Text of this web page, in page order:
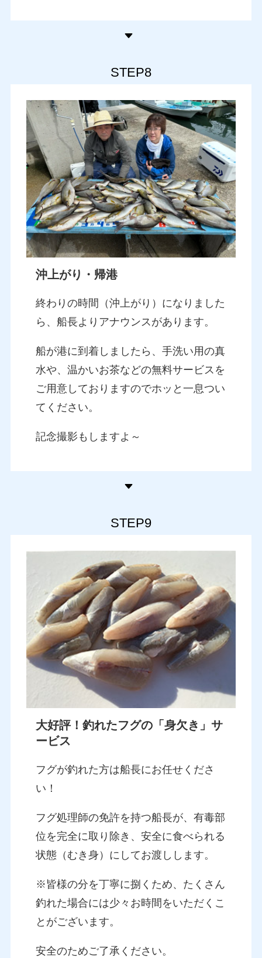
STEP8
沖上がり・帰港
終わりの時間（沖上がり）になりました
ら、船長よりアナウンスがあります。
船が港に到着しましたら、手洗い用の真
水や、温かいお茶などの無料サービスを
ご用意しておりますのでホッと一息つい
てください。
記念撮影もしますよ～
STEP9
大好評！釣れたフグの「身欠き」サ
ービス
フグが釣れた方は船長にお任せくださ
い！
フグ処理師の免許を持つ船長が、有毒部
位を完全に取り除き、安全に食べられる
状態（むき身）にしてお渡しします。
※皆様の分を丁寧に捌くため、たくさん
釣れた場合には少々お時間をいただくこ
とがございます。
安全のためご了承ください。